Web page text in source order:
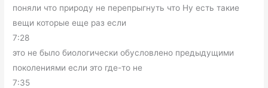
поняли что природу не перепрыгнуть что Ну есть такие
вещи которые еще раз если
7:28
это не было биологически обусловлено предыдущими
поколениями если это где-то не
7:35